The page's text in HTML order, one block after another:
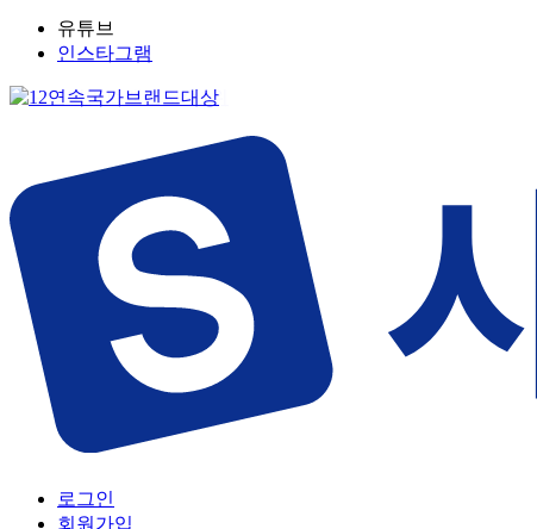
유튜브
인스타그램
로그인
회원가입